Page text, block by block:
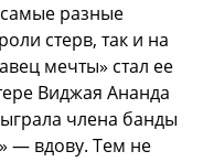
разные
стерв, так и на
мечты» стал ее
Виджая Ананда
члена банды
— вдову. Тем не